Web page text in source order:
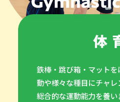
鉄棒・跳び箱・マット
動や様々な種目にチャレ
総合的な運動能力を養い